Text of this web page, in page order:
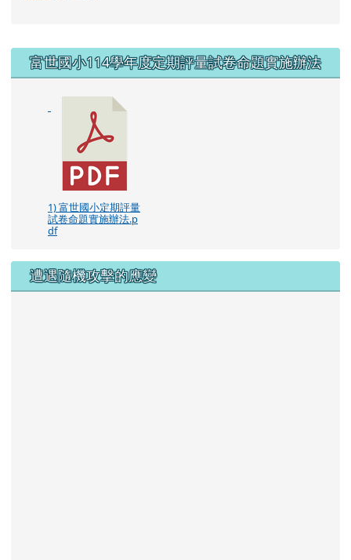
右邊區域內容
富世國小114學年度定期評量試卷命題實施辦法
1) 富世國小定期評量
試卷命題實施辦法.p
df
遭遇隨機攻擊的應變